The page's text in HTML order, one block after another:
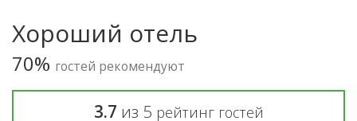
Хороший отель
70% гостей рекомендуют
3.7 из 5 рейтинг гостей